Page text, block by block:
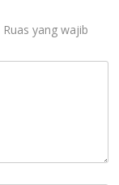
Ruas yang wajib